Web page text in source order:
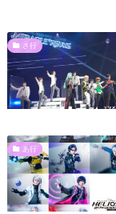
さ行
あ行